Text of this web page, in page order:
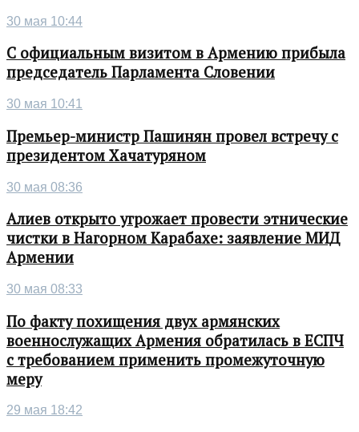
30 мая 10:44
С официальным визитом в Армению прибыла
председатель Парламента Словении
30 мая 10:41
Премьер-министр Пашинян провел встречу с
президентом Хачатуряном
30 мая 08:36
Алиев открыто угрожает провести этнические
чистки в Нагорном Карабахе: заявление МИД
Армении
30 мая 08:33
По факту похищения двух армянских
военнослужащих Армения обратилась в ЕСПЧ
с требованием применить промежуточную
меру
29 мая 18:42